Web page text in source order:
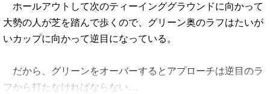
ホールアウトして次のティーインググラウンドに向かって
大勢の人が芝を踏んで歩くので、グリーン奥のラフはたいが
いカップに向かって逆目になっている。
だから、グリーンをオーバーするとアプローチは逆目のラ
フから打たなければならない…